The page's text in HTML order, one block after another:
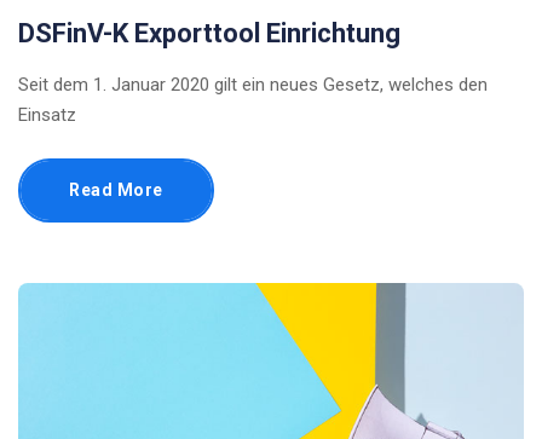
DSFinV-K Exporttool Einrichtung
Seit dem 1. Januar 2020 gilt ein neues Gesetz, welches den
Einsatz
Read More